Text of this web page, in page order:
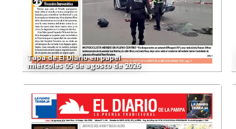
Tapa de El Diario en papel
miércoles 05 de agosto de 2026